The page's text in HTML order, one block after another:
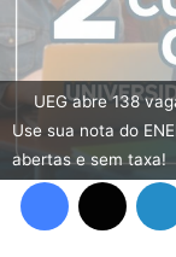
UEG abre 138
Use sua nota do
abertas e sem taxa!
Facebook X